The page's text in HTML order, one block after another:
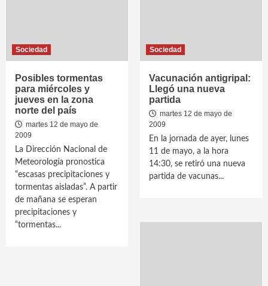
Sociedad
Posibles tormentas
para miércoles y
jueves en la zona
norte del país
martes 12 de mayo de
2009
La Dirección Nacional de
Meteorología pronostica
“escasas precipitaciones y
tormentas aisladas”. A partir
de mañana se esperan
precipitaciones y
“tormentas...
Sociedad
Vacunación antigripal:
Llegó una nueva
partida
martes 12 de mayo de
2009
En la jornada de ayer, lunes
11 de mayo, a la hora
14:30, se retiró una nueva
partida de vacunas...